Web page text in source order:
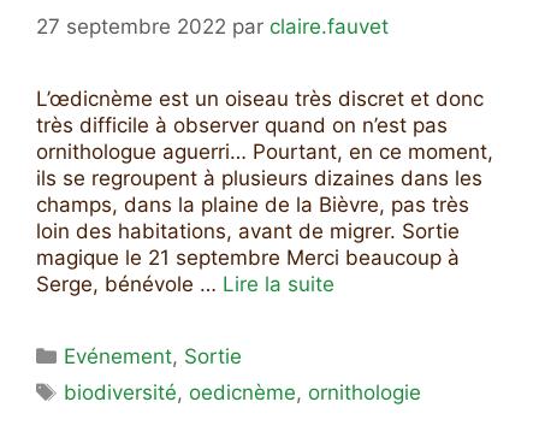
27 septembre 2022 par claire.fauvet
L’œdicnème est un oiseau très discret et donc
très difficile à observer quand on n’est pas
ornithologue aguerri… Pourtant, en ce moment,
ils se regroupent à plusieurs dizaines dans les
champs, dans la plaine de la Bièvre, pas très
loin des habitations, avant de migrer. Sortie
magique le 21 septembre Merci beaucoup à
Serge, bénévole … Lire la suite
Catégories
Evénement, Sortie
Étiquettes
biodiversité,oedicnème,ornithologie